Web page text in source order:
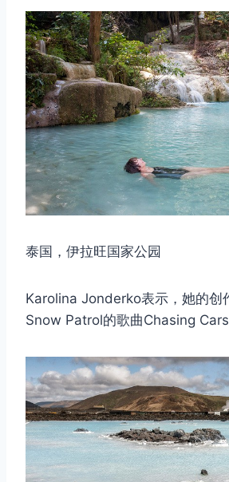
泰国，伊拉旺国家公园
Karolina Jonderko表示，她的创
Snow Patrol的歌曲Chasing Cars